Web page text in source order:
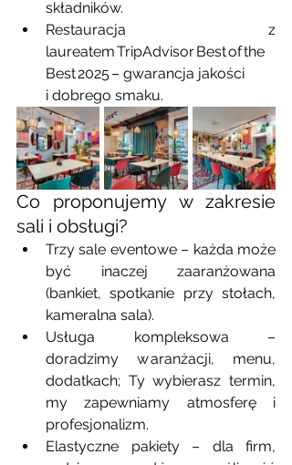
składników.
Restauracja z
laureatem TripAdvisor Best of the
Best 2025 – gwarancja jakości
i dobrego smaku.
Co proponujemy w zakresie
sali i obsługi?
Trzy sale eventowe – każda może
być inaczej zaaranżowana
(bankiet, spotkanie przy stołach,
kameralna sala).
Usługa kompleksowa –
doradzimy w aranżacji, menu,
dodatkach; Ty wybierasz termin,
my zapewniamy atmosferę i
profesjonalizm.
Elastyczne pakiety – dla firm,